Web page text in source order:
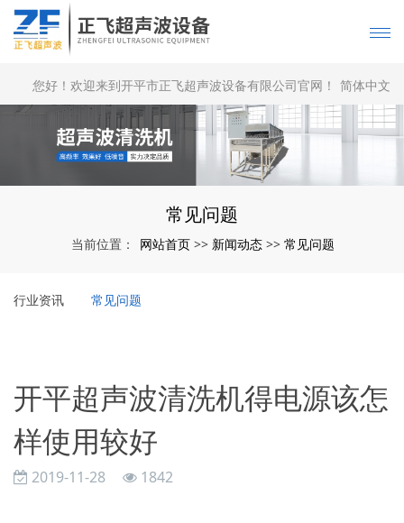
您好！欢迎来到开平市正飞超声波设备有限公司官网！ 简体中文
| English
常见问题
当前位置： 网站首页 >> 新闻动态 >> 常见问题
行业资讯 常见问题
开平超声波清洗机得电源该怎
样使用较好
2019-11-28 1842